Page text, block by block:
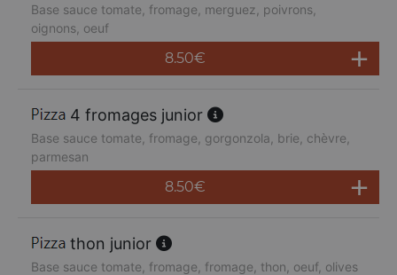
Base sauce tomate, fromage, merguez, poivrons,
oignons, oeuf
8.50€
4 fromages junior
Base sauce tomate, fromage, gorgonzola, brie, chèvre,
parmesan
8.50€
thon junior
Base sauce tomate, fromage, fromage, thon, oeuf, olives